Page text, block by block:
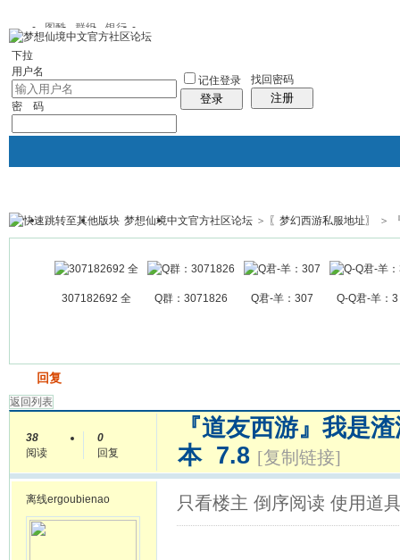
图酷 群组 银行
下拉
用户名
密 码
记住登录
登录
找回密码
注册
银行 群组聚合 我的空间
帖子
梦想仙境中文官方社区论坛 > 〖梦幻西游私服地址〗 >
307182692 全 Q群：3071826 Q君-羊：307 Q-Q君-羊：3
回复
返回列表
38
阅读
0
回复
『道友西游』我是
本 7.8 [复制链接]
离线ergoubienao 只看楼主 倒序阅读 使用道